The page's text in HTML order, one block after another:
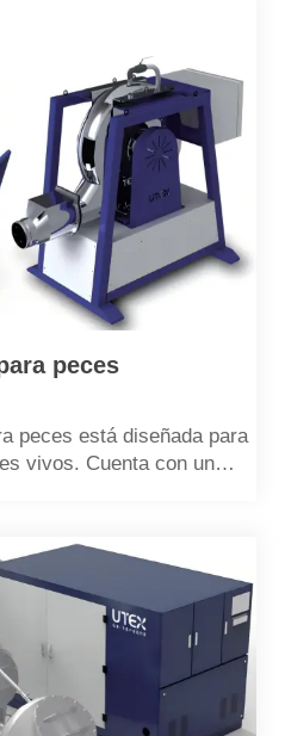
peces
peces está diseñada para
vivos. Cuenta con un